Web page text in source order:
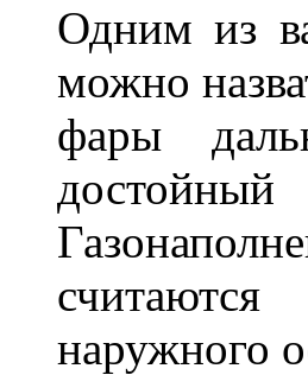
Одним из
можно
фары
наружного